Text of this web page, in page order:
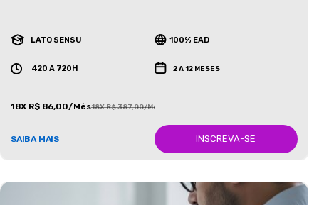
LATO SENSU 100% EAD
420 A 720H 2 A 12 MESES
18X R$ 86,00/Mês18X R$ 387,00/Mês
SAIBA MAIS INSCREVA-SE